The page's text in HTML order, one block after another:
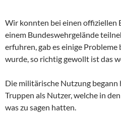
Wir konnten bei einen offiziellen
einem Bundeswehrgelände
erfuhren, gab es einige Probleme
wurde, so richtig gewollt ist das
Die militärische Nutzung begann
Truppen als Nutzer, welche in
was zu sagen hatten.